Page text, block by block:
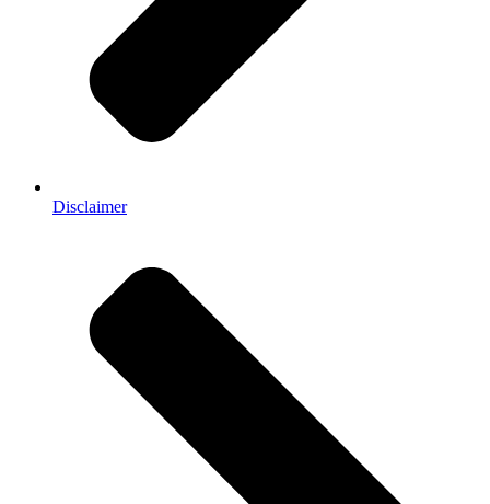
Disclaimer